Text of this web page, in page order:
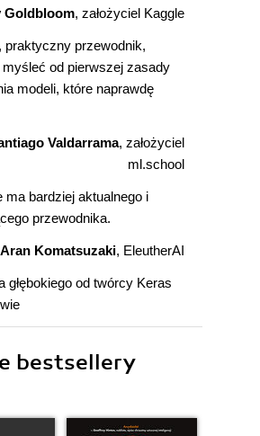
Goldbloom, założyciel Kaggle
praktyczny przewodnik,
od pierwszej zasady
modeli, które naprawdę
Valdarrama, założyciel
ml.school
ma bardziej aktualnego i
przewodnika.
Aran Komatsuzaki, EleutherAI
głębokiego od twórcy Keras
bestsellery